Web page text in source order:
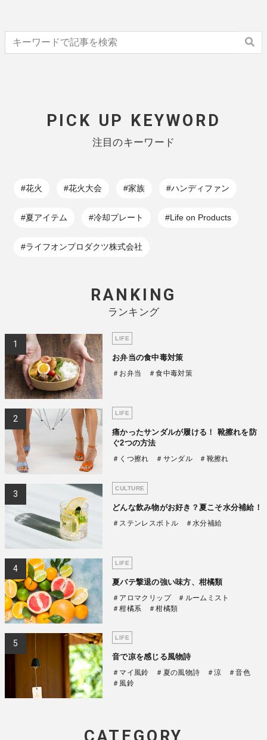
PICK UP KEYWORD
注目のキーワード
#花火 #花火大会 #家族 #ハンディファン
#夏アイテム #冷却プレート #Life on Products
#ライフオンプロダクツ株式会社
RANKING
ランキング
LIFE
お弁当の食中毒対策
＃お弁当 ＃食中毒対策
LIFE
痛かったサンダルが履ける！ 靴擦れを防
ぐ2つの方法
＃くつ擦れ ＃サンダル ＃靴擦れ
CULTURE
どんな飲み物がお好き？夏こそ水分補給！
＃ステンレスボトル ＃水分補給
LIFE
夏バテ撃退の強い味方、柑橘類
＃アロマクリップ
＃ルームミスト
＃柑橘系
＃柑橘類
LIFE
音で凉を感じる風物詩
＃マイ風鈴 ＃夏の風物詩 ＃涼
＃音色
＃風鈴